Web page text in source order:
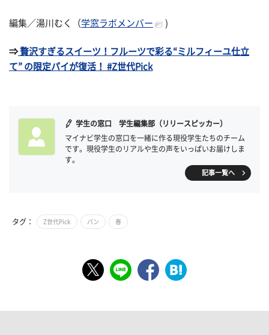
編集／湯川むく（学窓ラボメンバー )
⇒贅沢すぎるスイーツ！フルーツで彩る“ミルフィーユ仕立
て” の限定パイが復活！ #Z世代Pick
学生の窓口 学生編集部（リリースピッカー）
マイナビ学生の窓口を一緒に作る現役学生たちのチーム
です。現役学生のリアルや生の声をいっぱいお届けしま
す。
記事一覧へ
タグ： Z世代Pick パン 春